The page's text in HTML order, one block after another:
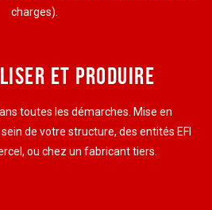
charges).
ET PRODUIRE
toutes les démarches. Mise en
de votre structure, des entités EFI
ou chez un fabricant tiers.